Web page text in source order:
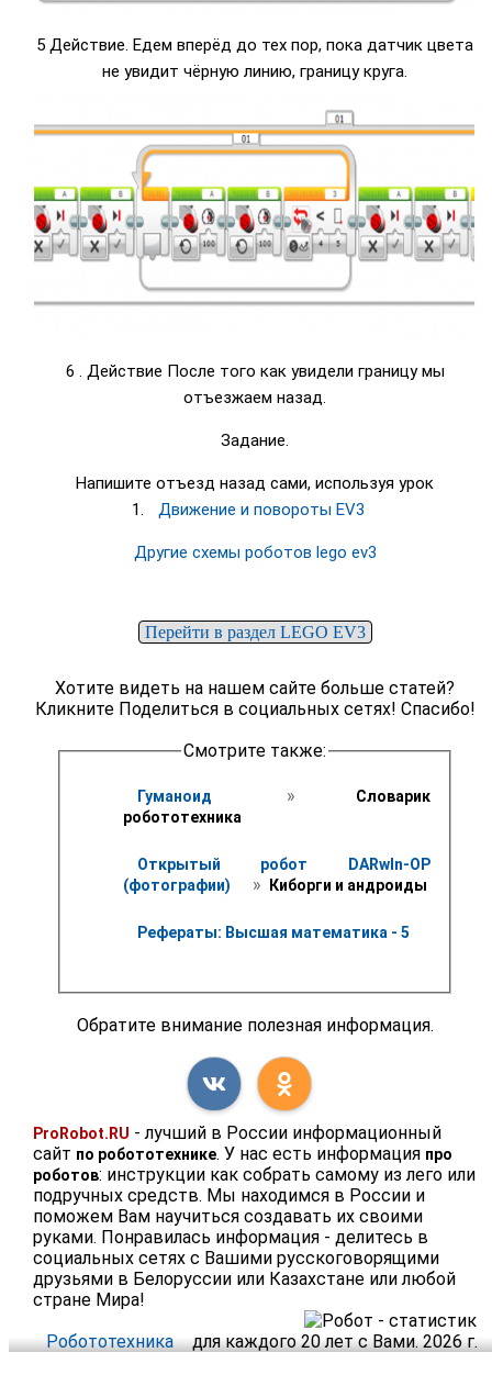
5 Действие. Едем вперёд до тех пор, пока датчик цвета
не увидит чёрную линию, границу круга.
6 . Действие После того как увидели границу мы
отъезжаем назад.
Задание.
Напишите отъезд назад сами, используя урок
1.
Движение и повороты EV3
Другие схемы роботов lego ev3
Перейти в раздел LEGO EV3
Хотите видеть на нашем сайте больше статей?
Кликните Поделиться в социальных сетях! Спасибо!
Смотрите также:
Гуманоид »
Словарик
робототехника
Открытый робот DARwIn-OP
(фотографии)
» Киборги и андроиды
Рефераты: Высшая математика - 5
Обратите внимание полезная информация.
ProRobot.RU - лучший в России информационный
сайт по робототехнике. У нас есть информация про
роботов: инструкции как собрать самому из лего или
подручных средств. Мы находимся в России и
поможем Вам научиться создавать их своими
руками. Понравилась информация - делитесь в
социальных сетях с Вашими русскоговорящими
друзьями в Белоруссии или Казахстане или любой
стране Мира!
Робототехника
для каждого 20 лет с Вами. 2026 г.